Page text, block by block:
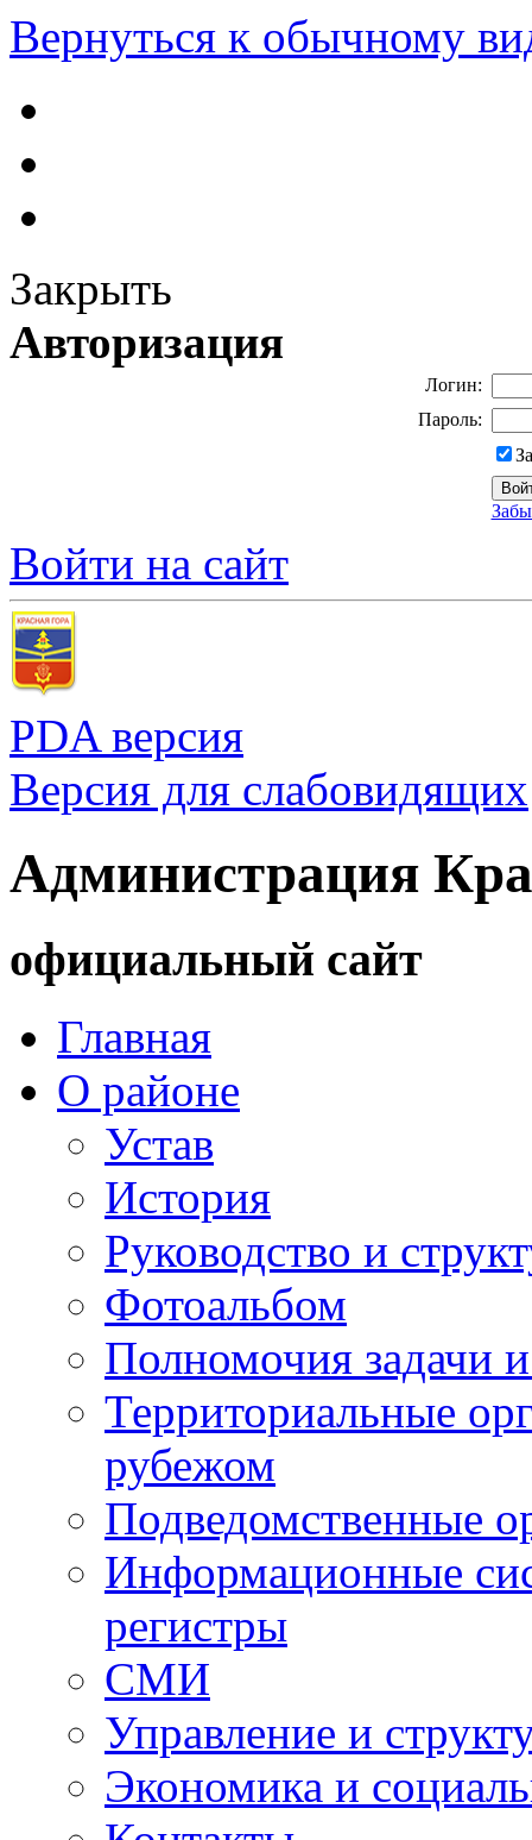
Вернуться к обычному
Закрыть
Авторизация
Логин:
Пароль:
Войти на сайт
PDA версия
Версия для слабовидящих
Администрация
официальный сайт
Главная
О районе
Устав
История
Руководство и
Фотоальбом
Полномочия задачи
Территориальные
рубежом
Подведомственные
Информационные
регистры
СМИ
Управление и
Экономика и